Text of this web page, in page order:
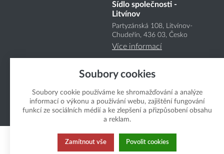
Sídlo společnosti -
Litvínov
Partyzánská 108, Litvínov-
Chudeřín, 436 03, Česko
Více informací
Copyright Boukal.CZ 2026
Soubory cookies
Soubory cookie používáme ke shromažďování a analýze
informací o výkonu a používání webu, zajištění fungování
funkcí ze sociálních médií a ke zlepšení a přizpůsobení obsahu
a reklam.
Zamítnout vše Povolit cookies